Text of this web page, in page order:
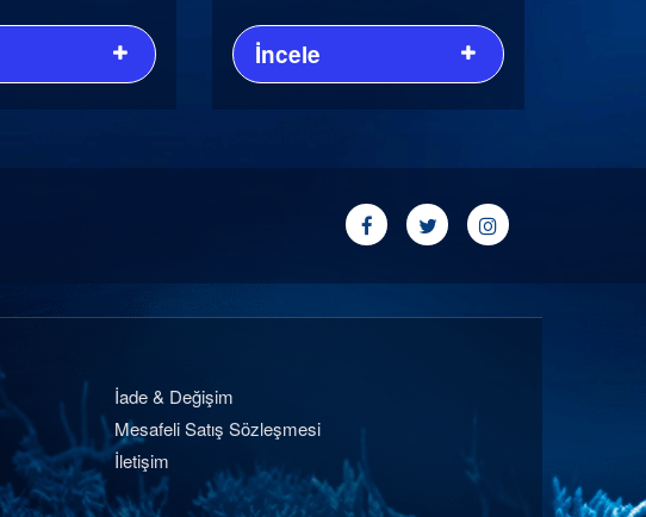
İncele
İade & Değişim
Mesafeli Satış Sözleşmesi
İletişim